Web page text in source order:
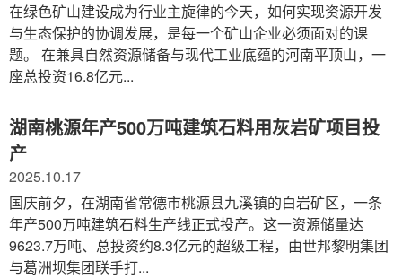
在绿色矿山建设成为行业主旋律的今天，如何实现资源开发
与生态保护的协调发展，是每一个矿山企业必须面对的课
题。 在兼具自然资源储备与现代工业底蕴的河南平顶山，一
座总投资16.8亿元...
湖南桃源年产500万吨建筑石料用灰岩矿项目投
产
2025.10.17
国庆前夕，在湖南省常德市桃源县九溪镇的白岩矿区，一条
年产500万吨建筑石料生产线正式投产。这一资源储量达
9623.7万吨、总投资约8.3亿元的超级工程，由世邦黎明集团
与葛洲坝集团联手打...